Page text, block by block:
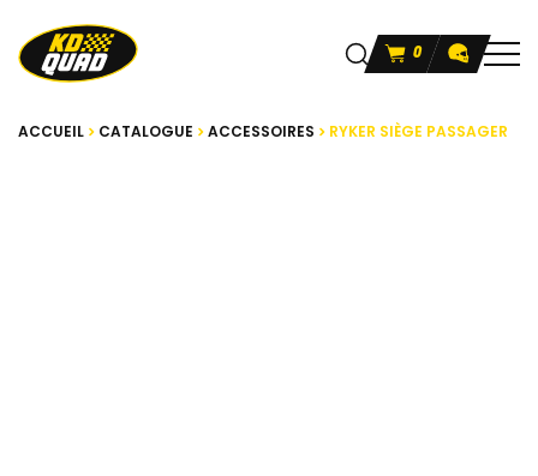
0
ACCUEIL CATALOGUE ACCESSOIRES RYKER SIÈGE PASSAGER